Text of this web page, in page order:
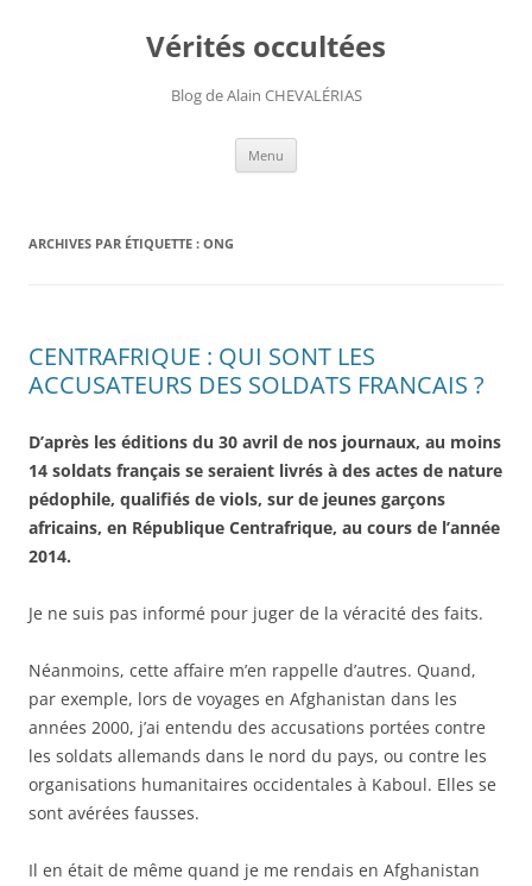
Vérités occultées
Blog de Alain CHEVALÉRIAS
Menu
ARCHIVES PAR ÉTIQUETTE : ONG
CENTRAFRIQUE : QUI SONT LES
ACCUSATEURS DES SOLDATS FRANCAIS ?
D’après les éditions du 30 avril de nos journaux, au moins
14 soldats français se seraient livrés à des actes de nature
pédophile, qualifiés de viols, sur de jeunes garçons
africains, en République Centrafrique, au cours de l’année
2014.
Je ne suis pas informé pour juger de la véracité des faits.
Néanmoins, cette affaire m’en rappelle d’autres. Quand,
par exemple, lors de voyages en Afghanistan dans les
années 2000, j’ai entendu des accusations portées contre
les soldats allemands dans le nord du pays, ou contre les
organisations humanitaires occidentales à Kaboul. Elles se
sont avérées fausses.
Il en était de même quand je me rendais en Afghanistan